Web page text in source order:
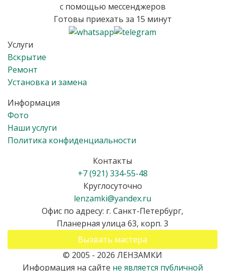
с помощью мессенджеров
Готовы приехать за 15 минут
Услуги
Вскрытие
Ремонт
Установка и замена
Информация
Фото
Наши услуги
Политика конфиденциальности
Контакты
+7 (921) 334-55-48
Круглосуточно
lenzamki@yandex.ru
Офис по адресу: г. Санкт-Петербург,
Планерная улица 63, корп. 3
Вызвать мастера
© 2005 - 2026 ЛЕНЗАМКИ
Информация на сайте не является публичной